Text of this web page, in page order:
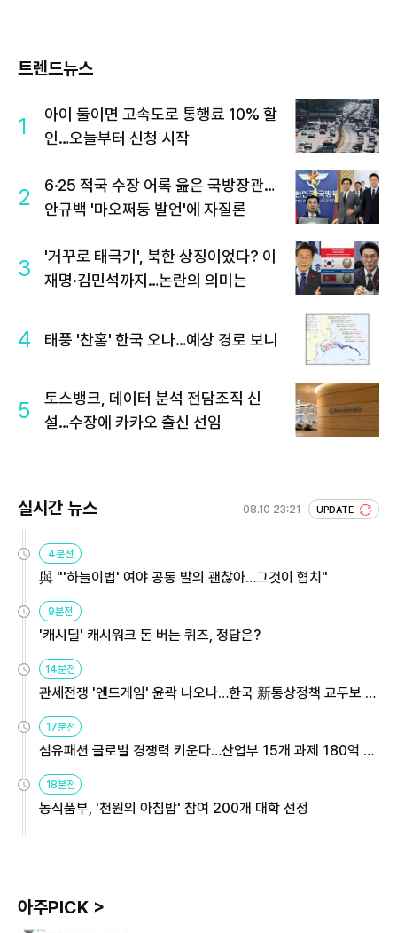
트렌드뉴스
1
아이 둘이면 고속도로 통행료 10% 할
인…오늘부터 신청 시작
2
6·25 적국 수장 어록 읊은 국방장관…
안규백 '마오쩌둥 발언'에 자질론
3
'거꾸로 태극기', 북한 상징이었다? 이
재명·김민석까지…논란의 의미는
4 태풍 '찬홈' 한국 오나…예상 경로 보니
5
토스뱅크, 데이터 분석 전담조직 신
설…수장에 카카오 출신 선임
실시간 뉴스 08.10 23:21 UPDATE
4분전
與 "'하늘이법' 여야 공동 발의 괜찮아…그것이 협치"
9분전
'캐시딜' 캐시워크 돈 버는 퀴즈, 정답은?
14분전
관세전쟁 '엔드게임' 윤곽 나오나…한국 新통상정책 교두보 활
용해야
17분전
섬유패션 글로벌 경쟁력 키운다…산업부 15개 과제 180억 지
원
18분전
농식품부, '천원의 아침밥' 참여 200개 대학 선정
아주PICK >